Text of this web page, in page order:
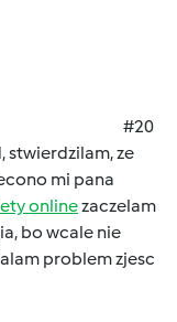
#20
stwierdzilam, ze
mi pana
onlinezaczelam
bo wcale nie
problem zjesc